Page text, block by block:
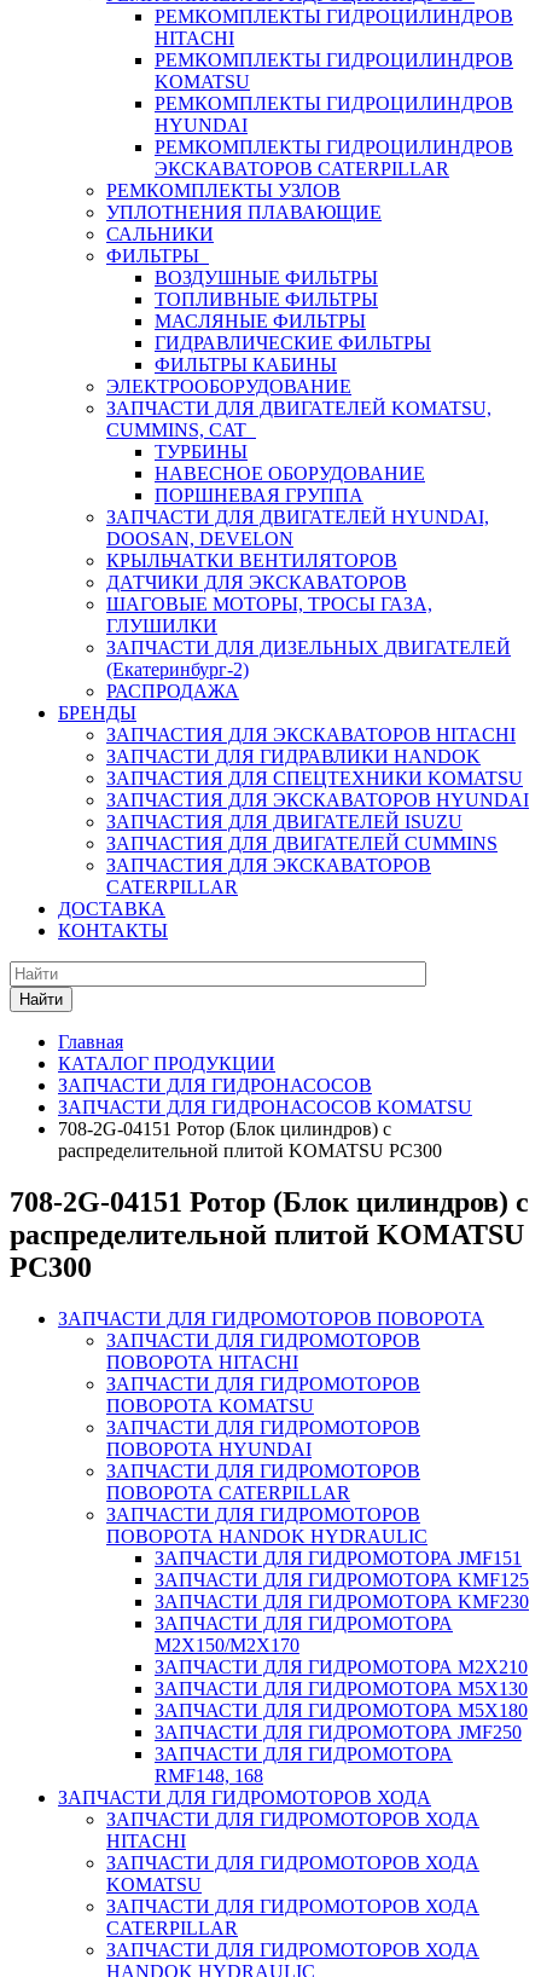
РЕМКОМПЛЕКТЫ ГИДРОЦИЛИНДРОВ
HITACHI
РЕМКОМПЛЕКТЫ ГИДРОЦИЛИНДРОВ
KOMATSU
РЕМКОМПЛЕКТЫ ГИДРОЦИЛИНДРОВ
HYUNDAI
РЕМКОМПЛЕКТЫ ГИДРОЦИЛИНДРОВ
ЭКСКАВАТОРОВ CATERPILLAR
РЕМКОМПЛЕКТЫ УЗЛОВ
УПЛОТНЕНИЯ ПЛАВАЮЩИЕ
САЛЬНИКИ
ФИЛЬТРЫ
ВОЗДУШНЫЕ ФИЛЬТРЫ
ТОПЛИВНЫЕ ФИЛЬТРЫ
МАСЛЯНЫЕ ФИЛЬТРЫ
ГИДРАВЛИЧЕСКИЕ ФИЛЬТРЫ
ФИЛЬТРЫ КАБИНЫ
ЭЛЕКТРООБОРУДОВАНИЕ
ЗАПЧАСТИ ДЛЯ ДВИГАТЕЛЕЙ KOMATSU,
CUMMINS, CAT
ТУРБИНЫ
НАВЕСНОЕ ОБОРУДОВАНИЕ
ПОРШНЕВАЯ ГРУППА
ЗАПЧАСТИ ДЛЯ ДВИГАТЕЛЕЙ HYUNDAI,
DOOSAN, DEVELON
КРЫЛЬЧАТКИ ВЕНТИЛЯТОРОВ
ДАТЧИКИ ДЛЯ ЭКСКАВАТОРОВ
ШАГОВЫЕ МОТОРЫ, ТРОСЫ ГАЗА,
ГЛУШИЛКИ
ЗАПЧАСТИ ДЛЯ ДИЗЕЛЬНЫХ ДВИГАТЕЛЕЙ
(Екатеринбург-2)
РАСПРОДАЖА
БРЕНДЫ
ЗАПЧАСТИЯ ДЛЯ ЭКСКАВАТОРОВ HITACHI
ЗАПЧАСТИ ДЛЯ ГИДРАВЛИКИ HANDOK
ЗАПЧАСТИЯ ДЛЯ СПЕЦТЕХНИКИ KOMATSU
ЗАПЧАСТИЯ ДЛЯ ЭКСКАВАТОРОВ HYUNDAI
ЗАПЧАСТИЯ ДЛЯ ДВИГАТЕЛЕЙ ISUZU
ЗАПЧАСТИЯ ДЛЯ ДВИГАТЕЛЕЙ CUMMINS
ЗАПЧАСТИЯ ДЛЯ ЭКСКАВАТОРОВ
CATERPILLAR
ДОСТАВКА
КОНТАКТЫ
Найти
Главная
КАТАЛОГ ПРОДУКЦИИ
ЗАПЧАСТИ ДЛЯ ГИДРОНАСОСОВ
ЗАПЧАСТИ ДЛЯ ГИДРОНАСОСОВ KOMATSU
708-2G-04151 Ротор (Блок цилиндров) с
распределительной плитой KOMATSU PC300
708-2G-04151 Ротор (Блок цилиндров) с
распределительной плитой KOMATSU
PC300
ЗАПЧАСТИ ДЛЯ ГИДРОМОТОРОВ ПОВОРОТА
ЗАПЧАСТИ ДЛЯ ГИДРОМОТОРОВ
ПОВОРОТА HITACHI
ЗАПЧАСТИ ДЛЯ ГИДРОМОТОРОВ
ПОВОРОТА KOMATSU
ЗАПЧАСТИ ДЛЯ ГИДРОМОТОРОВ
ПОВОРОТА HYUNDAI
ЗАПЧАСТИ ДЛЯ ГИДРОМОТОРОВ
ПОВОРОТА CATERPILLAR
ЗАПЧАСТИ ДЛЯ ГИДРОМОТОРОВ
ПОВОРОТА HANDOK HYDRAULIC
ЗАПЧАСТИ ДЛЯ ГИДРОМОТОРА JMF151
ЗАПЧАСТИ ДЛЯ ГИДРОМОТОРА KMF125
ЗАПЧАСТИ ДЛЯ ГИДРОМОТОРА KMF230
ЗАПЧАСТИ ДЛЯ ГИДРОМОТОРА
M2X150/M2X170
ЗАПЧАСТИ ДЛЯ ГИДРОМОТОРА M2X210
ЗАПЧАСТИ ДЛЯ ГИДРОМОТОРА M5X130
ЗАПЧАСТИ ДЛЯ ГИДРОМОТОРА M5X180
ЗАПЧАСТИ ДЛЯ ГИДРОМОТОРА JMF250
ЗАПЧАСТИ ДЛЯ ГИДРОМОТОРА
RMF148, 168
ЗАПЧАСТИ ДЛЯ ГИДРОМОТОРОВ ХОДА
ЗАПЧАСТИ ДЛЯ ГИДРОМОТОРОВ ХОДА
HITACHI
ЗАПЧАСТИ ДЛЯ ГИДРОМОТОРОВ ХОДА
KOMATSU
ЗАПЧАСТИ ДЛЯ ГИДРОМОТОРОВ ХОДА
CATERPILLAR
ЗАПЧАСТИ ДЛЯ ГИДРОМОТОРОВ ХОДА
HANDOK HYDRAULIC